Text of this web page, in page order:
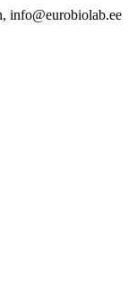
info@eurobiolab.ee